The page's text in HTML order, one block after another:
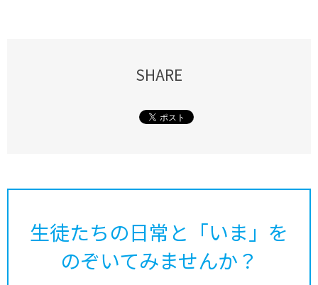
SHARE
生徒たちの日常と「いま」を
のぞいてみませんか？